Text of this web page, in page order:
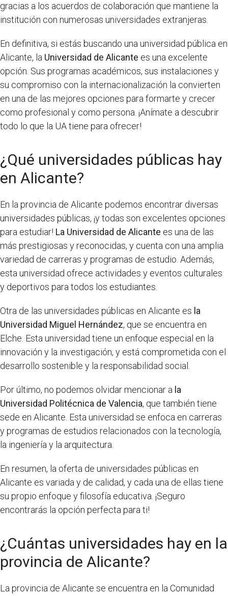
gracias a los acuerdos de colaboración que mantiene la
institución con numerosas universidades extranjeras.
En definitiva, si estás buscando una universidad pública en
Alicante, la Universidad de Alicante es una excelente
opción. Sus programas académicos, sus instalaciones y
su compromiso con la internacionalización la convierten
en una de las mejores opciones para formarte y crecer
como profesional y como persona. ¡Anímate a descubrir
todo lo que la UA tiene para ofrecer!
¿Qué universidades públicas hay
en Alicante?
En la provincia de Alicante podemos encontrar diversas
universidades públicas, ¡y todas son excelentes opciones
para estudiar! La Universidad de Alicante es una de las
más prestigiosas y reconocidas, y cuenta con una amplia
variedad de carreras y programas de estudio. Además,
esta universidad ofrece actividades y eventos culturales
y deportivos para todos los estudiantes.
Otra de las universidades públicas en Alicante es la
Universidad Miguel Hernández, que se encuentra en
Elche. Esta universidad tiene un enfoque especial en la
innovación y la investigación, y está comprometida con el
desarrollo sostenible y la responsabilidad social.
Por último, no podemos olvidar mencionar a la
Universidad Politécnica de Valencia, que también tiene
sede en Alicante. Esta universidad se enfoca en carreras
y programas de estudios relacionados con la tecnología,
la ingeniería y la arquitectura.
En resumen, la oferta de universidades públicas en
Alicante es variada y de calidad, y cada una de ellas tiene
su propio enfoque y filosofía educativa. ¡Seguro
encontrarás la opción perfecta para ti!
¿Cuántas universidades hay en la
provincia de Alicante?
La provincia de Alicante se encuentra en la Comunidad